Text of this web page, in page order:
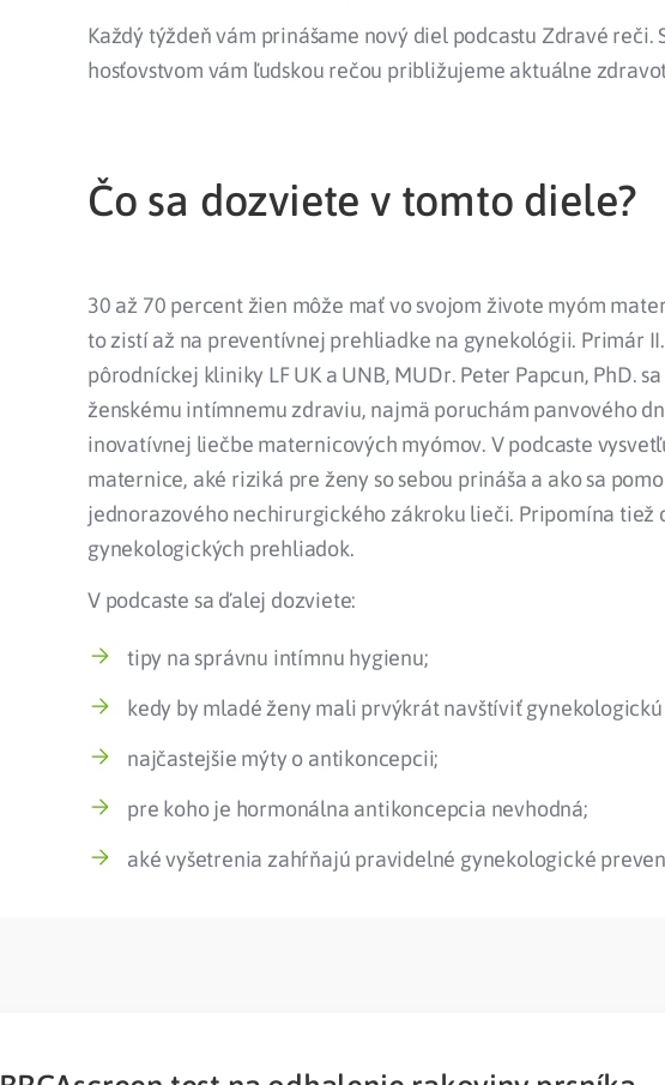
Každý týždeň vám prinášame nový diel podcastu Zdravé reči.
hosťovstvom vám ľudskou rečou približujeme aktuálne
Čo sa dozviete v tomto diele?
30 až 70 percent žien môže mať vo svojom živote myóm
to zistí až na preventívnej prehliadke na gynekológii. Primár
pôrodníckej kliniky LF UK a UNB, MUDr. Peter Papcun, PhD.
ženskému intímnemu zdraviu, najmä poruchám panvového
inovatívnej liečbe maternicových myómov. V podcaste
maternice, aké riziká pre ženy so sebou prináša a ako sa
jednorazového nechirurgického zákroku lieči. Pripomína tiež
gynekologických prehliadok.
V podcaste sa ďalej dozviete:
tipy na správnu intímnu hygienu;
kedy by mladé ženy mali prvýkrát navštíviť
najčastejšie mýty o antikoncepcii;
pre koho je hormonálna antikoncepcia nevhodná;
aké vyšetrenia zahŕňajú pravidelné gynekologické